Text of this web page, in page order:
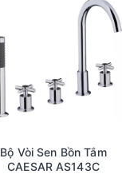
Bộ Vòi Sen Bồn Tắm
CAESAR AS143C